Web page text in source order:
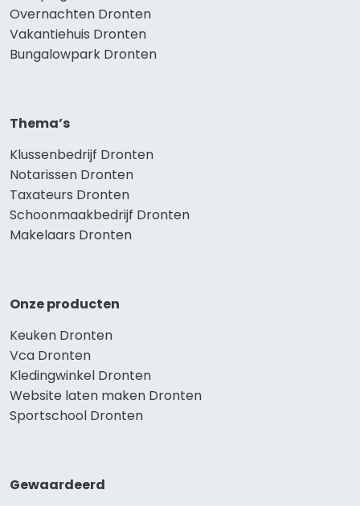
Overnachten Dronten
Vakantiehuis Dronten
Bungalowpark Dronten
Thema’s
Klussenbedrijf Dronten
Notarissen Dronten
Taxateurs Dronten
Schoonmaakbedrijf Dronten
Makelaars Dronten
Onze producten
Keuken Dronten
Vca Dronten
Kledingwinkel Dronten
Website laten maken Dronten
Sportschool Dronten
Gewaardeerd